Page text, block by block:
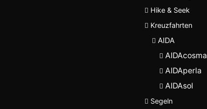
Hike & Seek
Kreuzfahrten
AIDA
AIDAcosma
AIDAperla
AIDAsol
Segeln